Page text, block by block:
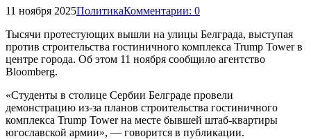
11 ноября 2025ПолитикаКомментарии: 0
Тысячи протестующих вышли на улицы Белграда, выступая
против строительства гостиничного комплекса Trump Tower в
центре города. Об этом 11 ноября сообщило агентство
Bloomberg.
«Студенты в столице Сербии Белграде провели
демонстрацию из-за планов строительства гостиничного
комплекса Trump Tower на месте бывшей штаб-квартиры
югославской армии», — говорится в публикации.